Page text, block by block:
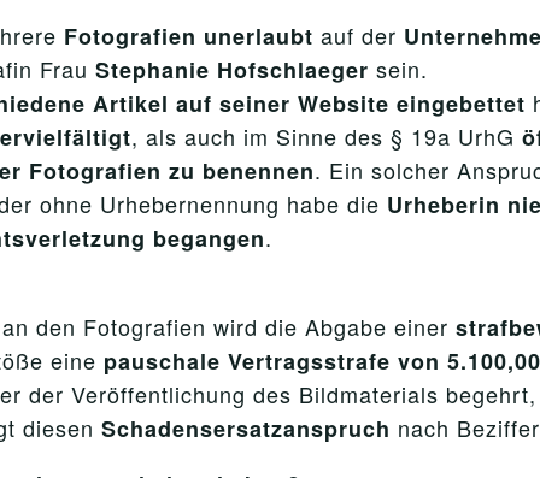
Fotografien unerlaubt auf der
Frau Stephanie Hofschlaeger sein.
Artikel auf seiner Website eingebettet
, als auch im Sinne des § 19a UrhG
Fotografien zu benennen. Ein solcher
ohne Urhebernennung habe die Urheberin
begangen.
den Fotografien wird die Abgabe einer
eine pauschale Vertragsstrafe von
der Veröffentlichung des Bildmaterials
diesen Schadensersatzanspruch nach